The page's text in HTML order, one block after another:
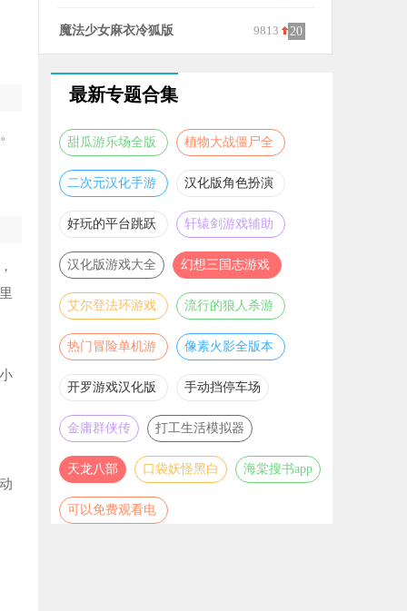
20 9632
最新专题合集
甜瓜游乐场全版
本合集
植物大战僵尸全
版本合集
二次元汉化手游
推荐
汉化版角色扮演
游戏大全
好玩的平台跳跃
游戏合集
轩辕剑游戏辅助
合集
汉化版游戏大全
幻想三国志游戏
辅助合集
艾尔登法环游戏
辅助合集
流行的狼人杀游
戏合集
热门冒险单机游
戏合集
像素火影全版本
合集
开罗游戏汉化版
大全
手动挡停车场
金庸群侠传 打工生活模拟器
天龙八部 口袋妖怪黑白 海棠搜书app
可以免费观看电